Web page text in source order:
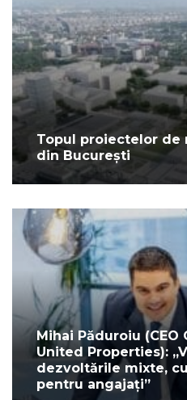
Topul proiectelor de
din București
Mihai Păduroiu
United Properties):
dezvoltările mixte,
pentru angajați”